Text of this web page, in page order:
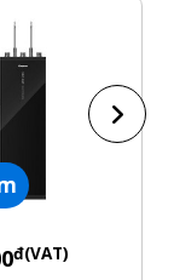
đ(VAT)